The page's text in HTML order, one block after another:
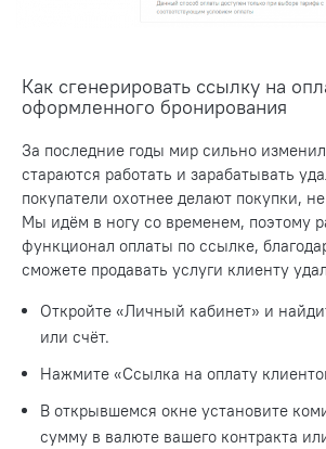
Как сгенерировать ссылку на
оформленного бронирования
За последние годы мир сильно
стараются работать и зарабатывать
покупатели охотнее делают покупки,
Мы идём в ногу со временем, поэтому
функционал оплаты по ссылке,
сможете продавать услуги клиенту
Откройте «Личный кабинет» и
или счёт.
Нажмите «Ссылка на оплату
В открывшемся окне установите
сумму в валюте вашего контракта